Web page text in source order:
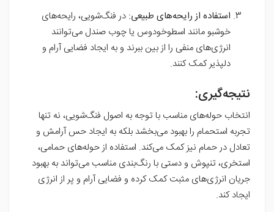
استفاده از رایحه‌های طبیعی: در فنگ‌شویی، رایحه‌های
خوشبو مانند اسطوخودوس یا چوب صندل می‌توانند
انرژی‌های منفی را از بین ببرند و به ایجاد فضایی آرام و
دلپذیر کمک کنند.
نتیجه‌گیری:
انتخاب حوله‌های مناسب با توجه به اصول فنگ‌شویی، نه تنها
تجربه استحمام را بهبود می‌بخشد بلکه به ایجاد حس آرامش و
تعادل در حمام نیز کمک می‌کند. استفاده از حوله‌های حمامی،
استخری، تنپوش و دستی با رنگ‌بندی مناسب می‌تواند به بهبود
جریان انرژی‌های مثبت کمک کرده و فضایی آرام و پر از انرژی
ایجاد کند.